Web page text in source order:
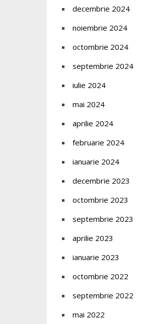
decembrie 2024
noiembrie 2024
octombrie 2024
septembrie 2024
iulie 2024
mai 2024
aprilie 2024
februarie 2024
ianuarie 2024
decembrie 2023
octombrie 2023
septembrie 2023
aprilie 2023
ianuarie 2023
octombrie 2022
septembrie 2022
mai 2022